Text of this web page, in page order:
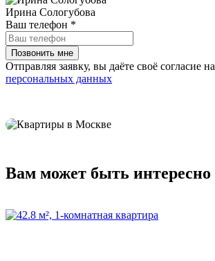
Ирина Сологубова
Ваш телефон *
Отправляя заявку, вы даёте своё согласие на
персональных данных
Вам может быть интересно